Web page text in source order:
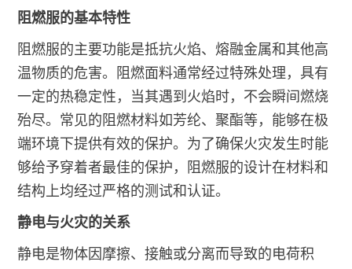
阻燃服的基本特性
阻燃服的主要功能是抵抗火焰、熔融金属和其他高
温物质的危害。阻燃面料通常经过特殊处理，具有
一定的热稳定性，当其遇到火焰时，不会瞬间燃烧
殆尽。常见的阻燃材料如芳纶、聚酯等，能够在极
端环境下提供有效的保护。为了确保火灾发生时能
够给予穿着者最佳的保护，阻燃服的设计在材料和
结构上均经过严格的测试和认证。
静电与火灾的关系
静电是物体因摩擦、接触或分离而导致的电荷积